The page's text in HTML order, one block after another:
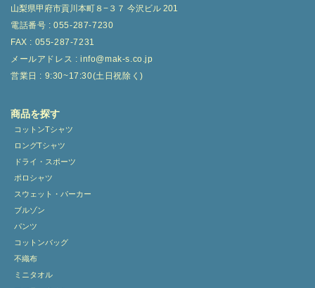
山梨県甲府市貢川本町８−３７ 今沢ビル 201
電話番号 : 055-287-7230
FAX : 055-287-7231
メールアドレス : info@mak-s.co.jp
営業日 : 9:30~17:30(土日祝除く)
商品を探す
コットンTシャツ
ロングTシャツ
ドライ・スポーツ
ポロシャツ
スウェット・パーカー
ブルゾン
パンツ
コットンバッグ
不織布
ミニタオル